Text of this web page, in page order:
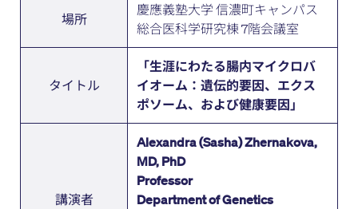
場所
慶應義塾大学 信濃町キャンパス
総合医科学研究棟 7階会議室
タイトル
「生涯にわたる腸内マイクロバ
イオーム：遺伝的要因、エクス
ポソーム、および健康要因」
講演者
Alexandra (Sasha) Zhernakova,
MD, PhD
Professor
Department of Genetics